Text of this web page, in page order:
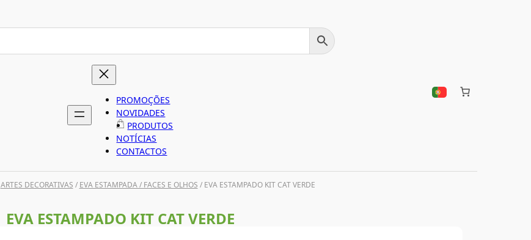
PROMOÇÕES
NOVIDADES
PRODUTOS
NOTÍCIAS
CONTACTOS
ARTES DECORATIVAS / EVA ESTAMPADA / FACES E OLHOS / EVA ESTAMPADO KIT CAT VERDE
EVA ESTAMPADO KIT CAT VERDE